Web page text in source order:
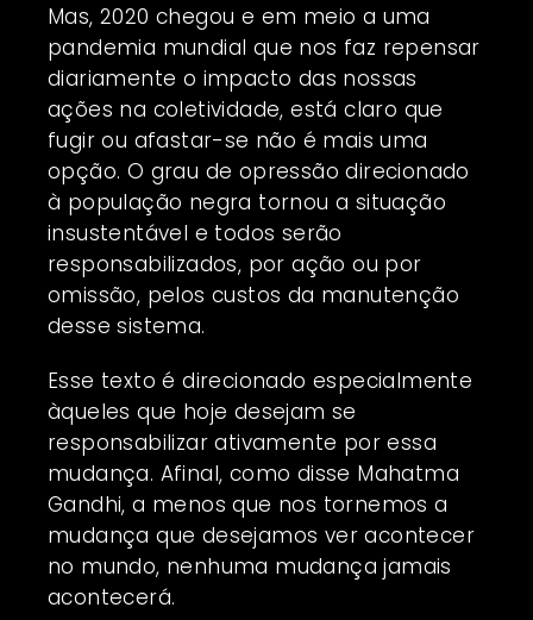
Mas, 2020 chegou e em meio a uma
pandemia mundial que nos faz repensar
diariamente o impacto das nossas
ações na coletividade, está claro que
fugir ou afastar-se não é mais uma
opção. O grau de opressão direcionado
à população negra tornou a situação
insustentável e todos serão
responsabilizados, por ação ou por
omissão, pelos custos da manutenção
desse sistema.
Esse texto é direcionado especialmente
àqueles que hoje desejam se
responsabilizar ativamente por essa
mudança. Afinal, como disse Mahatma
Gandhi, a menos que nos tornemos a
mudança que desejamos ver acontecer
no mundo, nenhuma mudança jamais
acontecerá.